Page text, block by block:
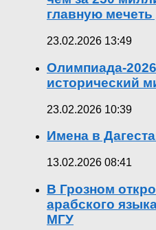
главную
23.02.2026 13:49
Олимпиада-
исторический
23.02.2026 10:39
Имена в
13.02.2026 08:41
В Грозном
арабского
МГУ